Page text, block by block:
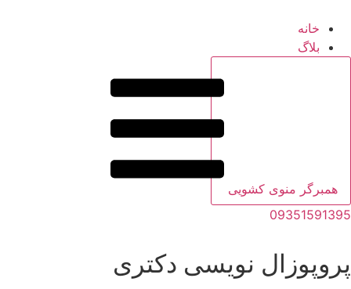
خانه
بلاگ
همبرگر منوی کشویی
09351591395
پروپوزال نویسی دکتری